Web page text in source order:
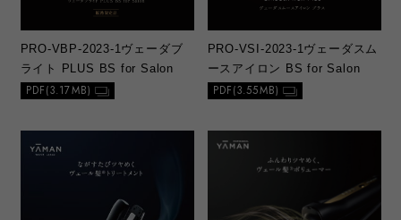
PRO-VBP-2023-1ヴェーダブ
ライト PLUS BS for Salon
PDF(3.17MB)
PRO-VSI-2023-1ヴェーダスム
ースアイロン BS for Salon
PDF(3.55MB)